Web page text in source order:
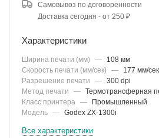
Самовывоз по договоренности
Доставка сегодня - от 250 ₽
Характеристики
Ширина печати (мм) —
108 мм
Скорость печати (мм/сек)
—
177 мм/сек
Разрешение печати
— 300 dpi
Метод печати
— Термотрансферная
Класс принтера —
Промышленный
Модель — Godex ZX-1300i
Все характеристики